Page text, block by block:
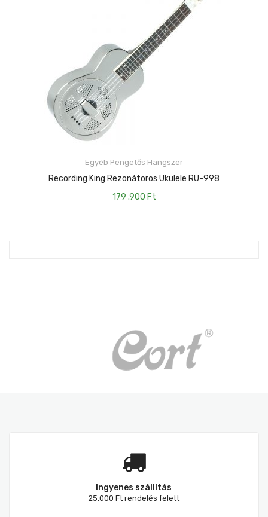
Egyéb Pengetős Hangszer
Recording King Rezonátoros Ukulele RU-998
179 .900 Ft
Ingyenes szállítás
25.000 Ft rendelés felett